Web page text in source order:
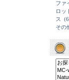
ファ
ロッ
ス
その